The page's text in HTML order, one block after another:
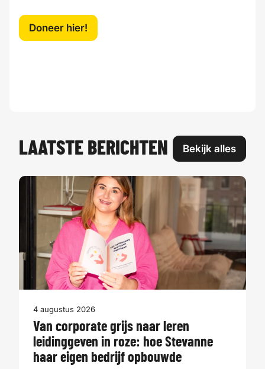
Doneer hier!
LAATSTE BERICHTEN Bekijk alles
4 augustus 2026
Van corporate grijs naar leren
leidinggeven in roze: hoe Stevanne
haar eigen bedrijf opbouwde